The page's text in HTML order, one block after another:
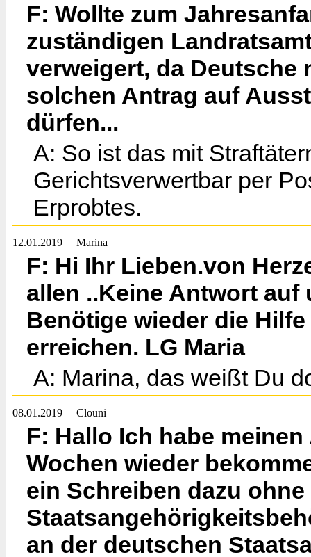
F: Wollte zum
zuständigen
verweigert, da Deutsche
solchen Antrag auf
dürfen...
A: So ist das mit
Gerichtsverwertbar per
Erprobtes.
12.01.2019 Marina
F: Hi Ihr Lieben.von
allen ..Keine Antwort
Benötige wieder die
erreichen. LG Maria
A: Marina, das weißt Du
08.01.2019 Clouni
F: Hallo Ich habe
Wochen wieder
ein Schreiben dazu
an der deutschen